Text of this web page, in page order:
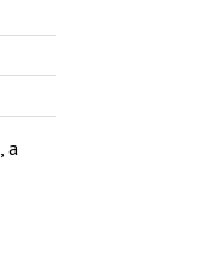
, a